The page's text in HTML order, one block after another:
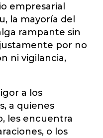
empresarial
la mayoría del
rampante sin
por no
ni vigilancia,
a los
a quienes
les encuentra
o los